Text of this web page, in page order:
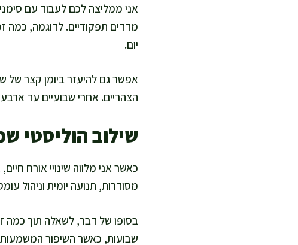
אני ממליצה לכם לעבוד עם
מדדים תפקודיים. לדוגמה, כמה
יום.
אפשר גם להיעזר ביומן קצר של
הצהריים. אחרי שבועיים עד
שילוב הוליסטי
כאשר אני מלווה שינויי אורח
מסודרות, תנועה יומית וניהול
בסופו של דבר, לשאלה תוך כמה
שבועות, כאשר השיפור